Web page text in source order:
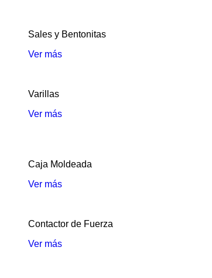
Sales y Bentonitas
Ver más
Varillas
Ver más
Caja Moldeada
Ver más
Contactor de Fuerza
Ver más